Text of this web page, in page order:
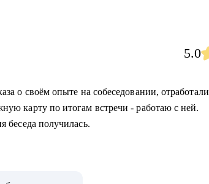
5.0
о своём опыте на собеседовании, отработали
карту по итогам встречи - работаю с ней.
беседа получилась.